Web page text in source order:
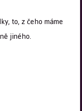
to, z čeho máme
jiného.